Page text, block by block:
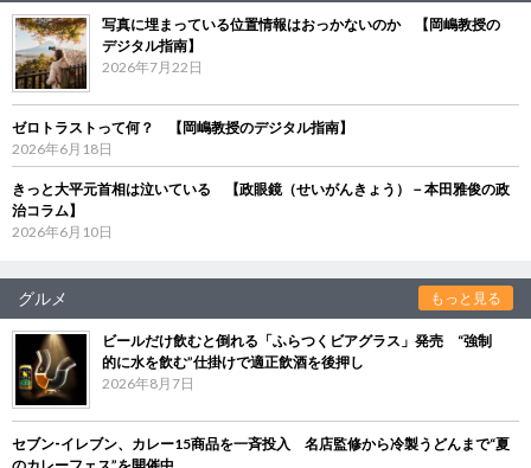
写真に埋まっている位置情報はおっかないのか 【岡嶋教授の
デジタル指南】
2026年7月22日
ゼロトラストって何？ 【岡嶋教授のデジタル指南】
2026年6月18日
きっと大平元首相は泣いている 【政眼鏡（せいがんきょう）－本田雅俊の政
治コラム】
2026年6月10日
グルメ もっと見る
ビールだけ飲むと倒れる「ふらつくビアグラス」発売 “強制
的に水を飲む”仕掛けで適正飲酒を後押し
2026年8月7日
セブン‐イレブン、カレー15商品を一斉投入 名店監修から冷製うどんまで“夏